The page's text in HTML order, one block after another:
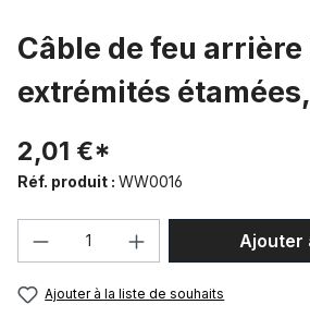
Câble de feu
extrémités
2,01 €*
Réf. produit : WW0016
Quantité de produit :Ajouter
Ajouter à la liste de souhaits